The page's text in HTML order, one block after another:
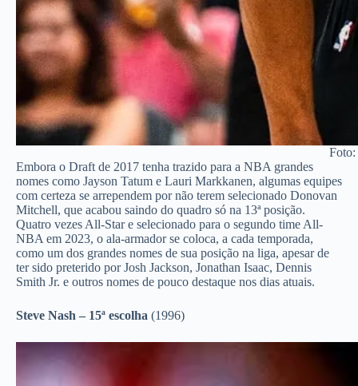
Foto:
Embora o Draft de 2017 tenha trazido para a NBA grandes
nomes como Jayson Tatum e Lauri Markkanen, algumas equipes
com certeza se arrependem por não terem selecionado Donovan
Mitchell, que acabou saindo do quadro só na 13ª posição.
Quatro vezes All-Star e selecionado para o segundo time All-
NBA em 2023, o ala-armador se coloca, a cada temporada,
como um dos grandes nomes de sua posição na liga, apesar de
ter sido preterido por Josh Jackson, Jonathan Isaac, Dennis
Smith Jr. e outros nomes de pouco destaque nos dias atuais.
Steve Nash – 15ª escolha (1996)